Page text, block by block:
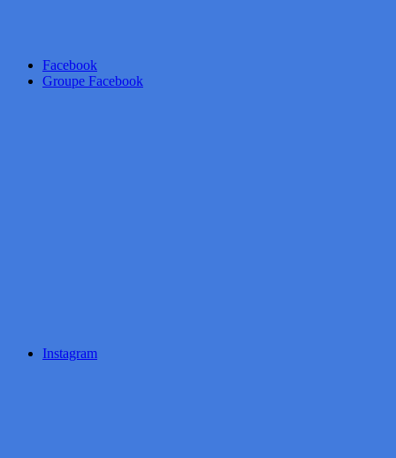
Facebook
Groupe Facebook
Instagram